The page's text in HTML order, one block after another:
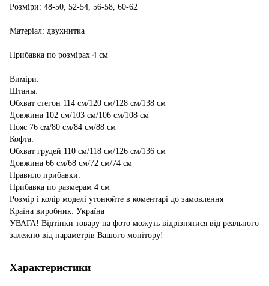
Розміри: 48-50, 52-54, 56-58, 60-62
Матеріал: двухнитка
Прибавка по розмірах 4 см
Виміри:
Штаны:
Обхват стегон 114 см/120 см/128 см/138 см
Довжина 102 см/103 см/106 см/108 см
Пояс 76 см/80 см/84 см/88 см
Кофта:
Обхват грудей 110 см/118 см/126 см/136 см
Довжина 66 см/68 см/72 см/74 см
Правило прибавки:
Прибавка по размерам 4 см
Розмір і колір моделі утонюйте в коментарі до замовлення
Країна виробник: Україна
УВАГА! Відтінки товару на фото можуть відрізнятися від реального
залежно від параметрів Вашого монітору!
Характеристики